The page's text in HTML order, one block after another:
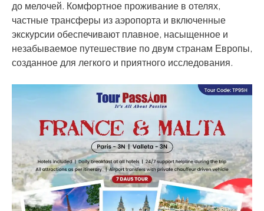
до мелочей. Комфортное проживание в отелях,
частные трансферы из аэропорта и включенные
экскурсии обеспечивают плавное, насыщенное и
незабываемое путешествие по двум странам Европы,
созданное для легкого и приятного исследования.